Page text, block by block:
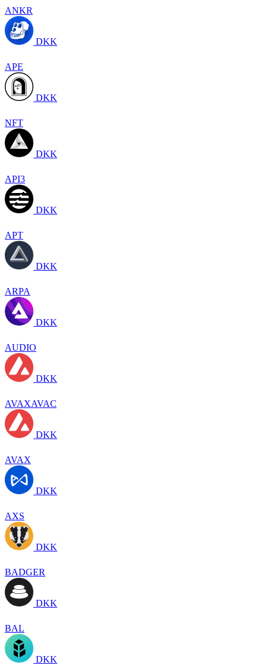
ANKR
DKK
APE
DKK
NFT
DKK
API3
DKK
APT
DKK
ARPA
DKK
AUDIO
DKK
AVAXAVAC
DKK
AVAX
DKK
AXS
DKK
BADGER
DKK
BAL
DKK